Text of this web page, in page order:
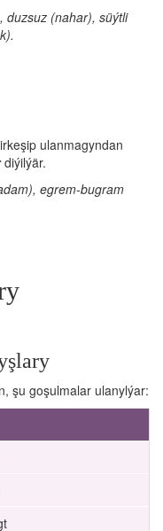
duzsuz (nahar), süýtli
ulanmagyndan
diýilýär.
egrem-bugram
şu goşulmalar ulanylýar: